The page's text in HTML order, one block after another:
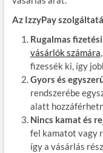
Az IzzyPay
Rugalmas
vásárlók számára
fizessék ki, így
Gyors és
rendszerébe
alatt
Nincs kamat és
fel kamatot vagy
így a vásárlás